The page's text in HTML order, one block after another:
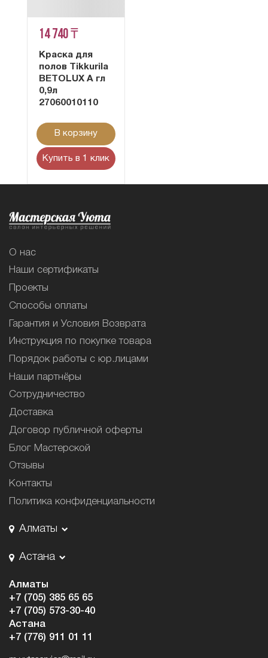
14 740 ₸
Краска для
полов Tikkurila
BETOLUX A гл
0,9л
27060010110
В корзину
Купить в 1 клик
О нас
Наши сертификаты
Проекты
Способы оплаты
Гарантия и Условия Возврата
Инструкция по покупке товара
Порядок работы с юр.лицами
Наши партнёры
Сотрудничество
Доставка
Договор публичной оферты
Блог Мастерской
Отзывы
Контакты
Политика конфиденциальности
Алматы
Астана
Алматы
+7 (705) 385 65 65
+7 (705) 573-30-40
Астана
+7 (776) 911 01 11